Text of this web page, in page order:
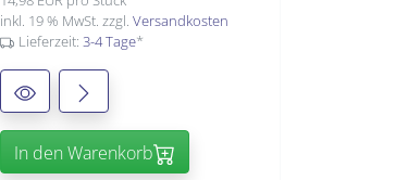
inkl. 19 % MwSt. zzgl. Versandkosten
Lieferzeit: 3-4 Tage*
In den Warenkorb